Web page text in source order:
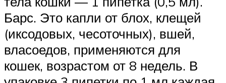
Барс. Это капли от блох, клещей
(иксодовых, чесоточных), вшей,
власоедов, применяются для
кошек, возрастом от 8 недель. В